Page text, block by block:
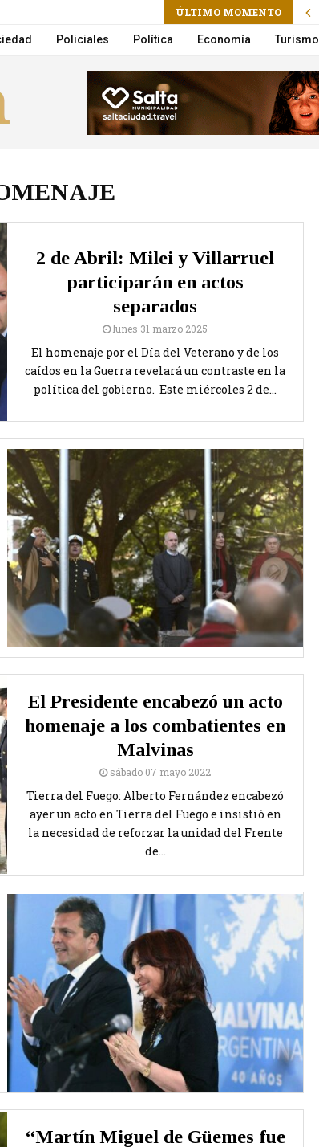
ÚLTIMO MOMENTO
suma un nuevo Móvil de Castración
Policiales Política Economía Turismo
2 de Abril: Milei y Villarruel
participarán en actos
separados
lunes 31 marzo 2025
El homenaje por el Día del Veterano y de los
caídos en la Guerra revelará un contraste en la
política del gobierno. Este miércoles 2 de...
El Presidente encabezó un acto
homenaje a los combatientes en
Malvinas
sábado 07 mayo 2022
Tierra del Fuego: Alberto Fernández encabezó
ayer un acto en Tierra del Fuego e insistió en
la necesidad de reforzar la unidad del Frente
de...
“Martín Miguel de Güemes fue